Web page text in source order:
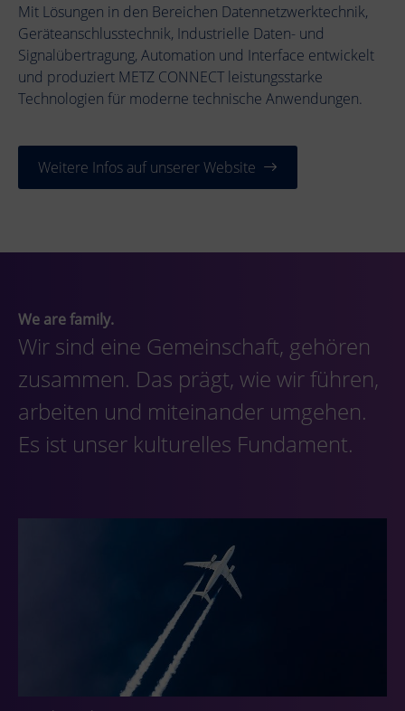
Mit Lösungen in den Bereichen Datennetzwerktechnik,
Geräteanschlusstechnik, Industrielle Daten- und
Signalübertragung, Automation und Interface entwickelt
und produziert METZ CONNECT leistungsstarke
Technologien für moderne technische Anwendungen.
Weitere Infos auf unserer Website
We are family.
Wir sind eine Gemeinschaft, gehören
zusammen. Das prägt, wie wir führen,
arbeiten und miteinander umgehen.
Es ist unser kulturelles Fundament.